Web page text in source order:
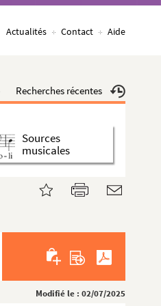
Actualités Contact Aide
Recherches récentes
Sources
musicales
Modifié le : 02/07/2025